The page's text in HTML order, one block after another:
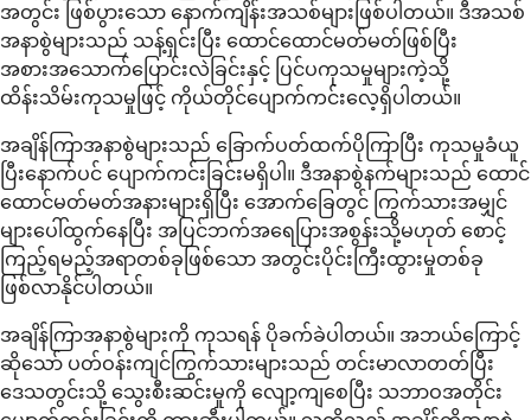
အတွင်း ဖြစ်ပွားသော နောက်ကျိန်းအသစ်များဖြစ်ပါတယ်။ ဒီအသစ်
အနာစွဲများသည် သန့်ရှင်းပြီး ထောင်ထောင်မတ်မတ်ဖြစ်ပြီး
အစားအသောက်ပြောင်းလဲခြင်းနှင့် ပြင်ပကုသမှုများကဲ့သို့
ထိန်းသိမ်းကုသမှုဖြင့် ကိုယ်တိုင်ပျောက်ကင်းလေ့ရှိပါတယ်။
အချိန်ကြာအနာစွဲများသည် ခြောက်ပတ်ထက်ပိုကြာပြီး ကုသမှုခံယူ
ပြီးနောက်ပင် ပျောက်ကင်းခြင်းမရှိပါ။ ဒီအနာစွဲနက်များသည် ထောင်
ထောင်မတ်မတ်အနားများရှိပြီး အောက်ခြေတွင် ကြွက်သားအမျှင်
များပေါ်ထွက်နေပြီး အပြင်ဘက်အရေပြားအစွန်းသို့မဟုတ် စောင့်
ကြည့်ရမည့်အရာတစ်ခုဖြစ်သော အတွင်းပိုင်းကြီးထွားမှုတစ်ခု
ဖြစ်လာနိုင်ပါတယ်။
အချိန်ကြာအနာစွဲများကို ကုသရန် ပိုခက်ခဲပါတယ်။ အဘယ်ကြောင့်
ဆိုသော် ပတ်ဝန်းကျင်ကြွက်သားများသည် တင်းမာလာတတ်ပြီး
ဒေသတွင်းသို့ သွေးစီးဆင်းမှုကို လျော့ကျစေပြီး သဘာဝအတိုင်း